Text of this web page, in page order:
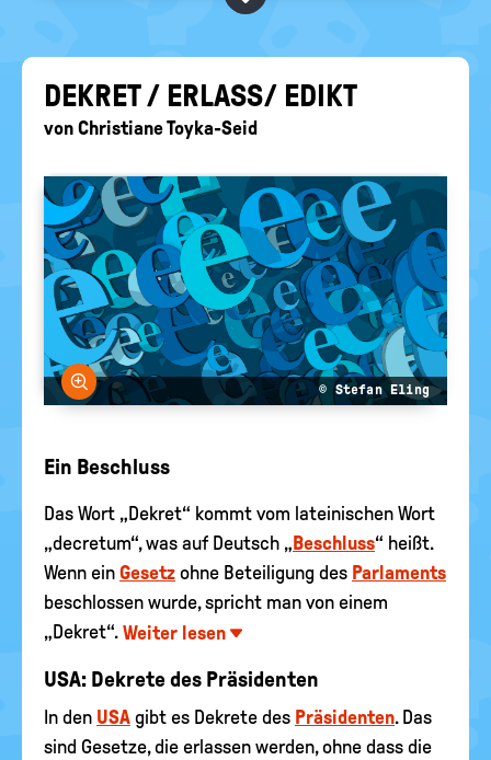
politische
EURE AKTUELLEN FRAGEN...
DE­KRET / ER­LASS/ EDIKT
von Christiane Toyka-Seid
Bild vergrößern
© Stefan Eling
Ein Beschluss
Das Wort „Dekret“ kommt vom lateinischen Wort
„decretum“, was auf Deutsch „ Beschluss“ heißt.
Wenn ein Gesetz ohne Beteiligung des Parlaments
beschlossen wurde, spricht man von einem
„Dekret“. Weiter lesen
USA: Dekrete des Präsidenten
In den USA gibt es Dekrete des Präsidenten. Das
sind Gesetze, die erlassen werden, ohne dass die